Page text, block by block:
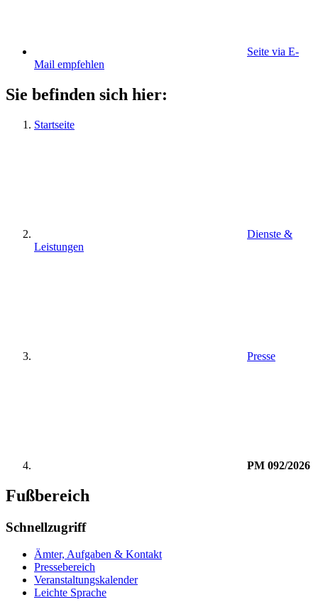
Seite via E-
Mail empfehlen
Sie befinden sich hier:
Startseite
Dienste &
Leistungen
Presse
PM 092/2026
Fußbereich
Schnellzugriff
Ämter, Aufgaben & Kontakt
Pressebereich
Veranstaltungskalender
Leichte Sprache